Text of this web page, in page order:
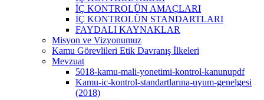
İÇ KONTROLÜN AMAÇLARI
İÇ KONTROLÜN STANDARTLARI
FAYDALI KAYNAKLAR
Misyon ve Vizyonumuz
Kamu Görevlileri Etik Davranış İlkeleri
Mevzuat
5018-kamu-mali-yonetimi-kontrol-kanunupdf
Kamu-ic-kontrol-standartlarına-uyum-genelgesi
(2018)